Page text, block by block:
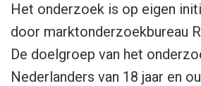
Het onderzoek is op eigen
door marktonderzoekbureau
De doelgroep van het
Nederlanders van 18 jaar en